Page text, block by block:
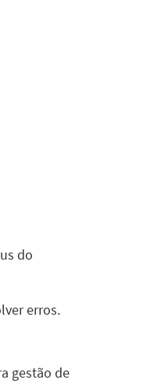
do
erros.
gestão de